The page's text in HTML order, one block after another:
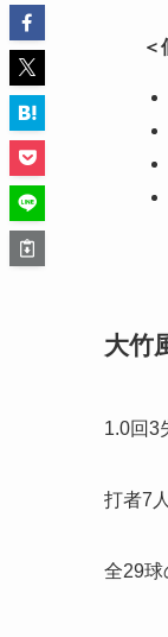
＜
大竹
1.0回3
打者7
全29球